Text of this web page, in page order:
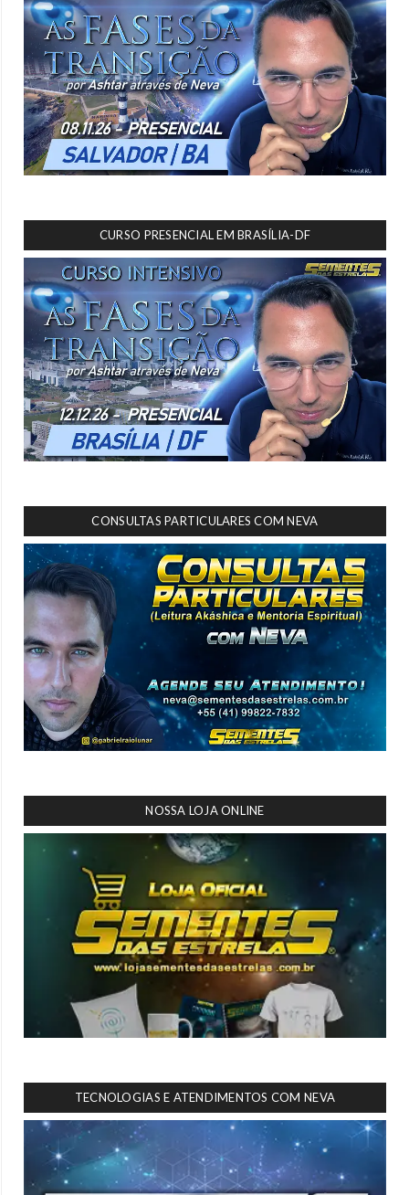
CURSO PRESENCIAL EM BRASÍLIA-DF
CONSULTAS PARTICULARES COM NEVA
NOSSA LOJA ONLINE
TECNOLOGIAS E ATENDIMENTOS COM NEVA